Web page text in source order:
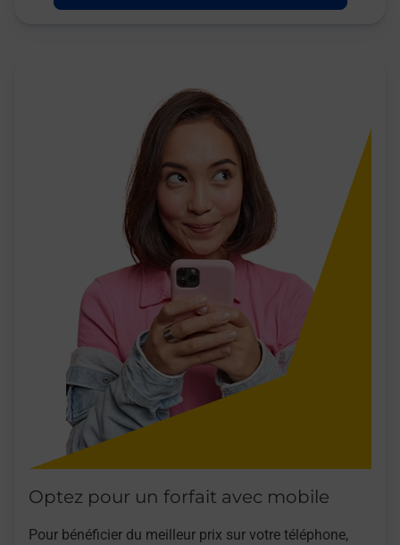
Optez pour un forfait avec mobile
Pour bénéficier du meilleur prix sur votre téléphone,